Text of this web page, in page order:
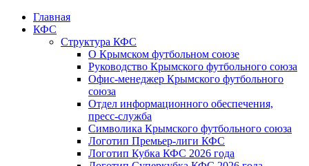
Главная
КФС
Структура КФС
О Крымском футбольном союзе
Руководство Крымского футбольного союза
Офис-менеджер Крымского футбольного
союза
Отдел информационного обеспечения,
пресс-служба
Символика Крымского футбольного союза
Логотип Премьер-лиги КФС
Логотип Кубка КФС 2026 года